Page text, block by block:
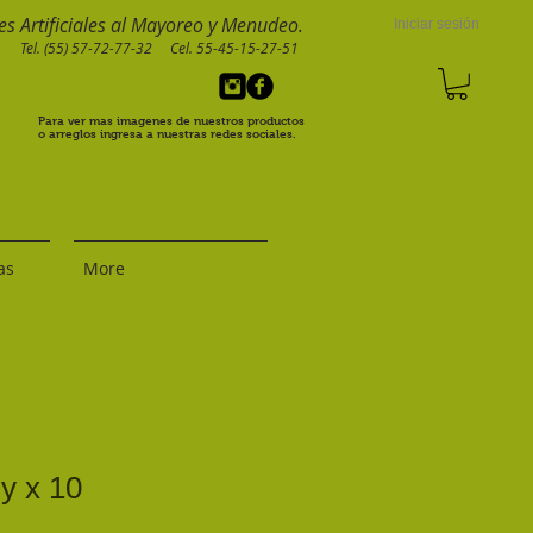
Artificiales al Mayoreo y Menudeo.
Tel. (55) 57-72-77-32 Cel. 55-45-15-27-51
Iniciar sesión
Para ver mas imagenes de nuestros productos
o arreglos ingresa a nuestras redes sociales.
More
x 10